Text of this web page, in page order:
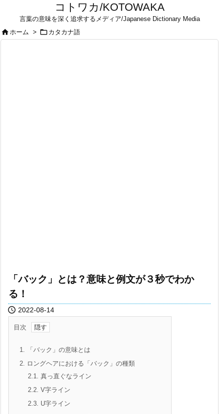
コトワカ/KOTOWAKA
言葉の意味を深く追求するメディア/Japanese Dictionary Media
ホーム >  カタカナ語
「バック」とは？意味と例文が３秒でわか
る！
 2022-08-14
目次
1. 「バック」の意味とは
2. ロングヘアにおける「バック」の種類
2.1. 真っ直ぐなライン
2.2. V字ライン
2.3. U字ライン